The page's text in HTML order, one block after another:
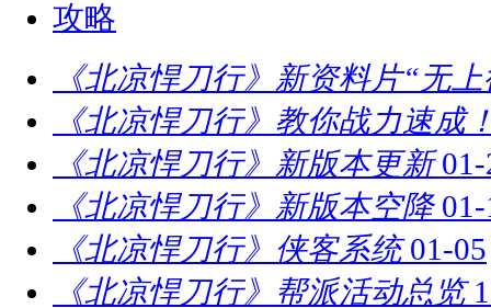
攻略
《北凉悍刀行》新资料片“无
《北凉悍刀行》教你战力速成
《北凉悍刀行》新版本更新
《北凉悍刀行》新版本空降
《北凉悍刀行》侠客系统 01-05
《北凉悍刀行》帮派活动总览